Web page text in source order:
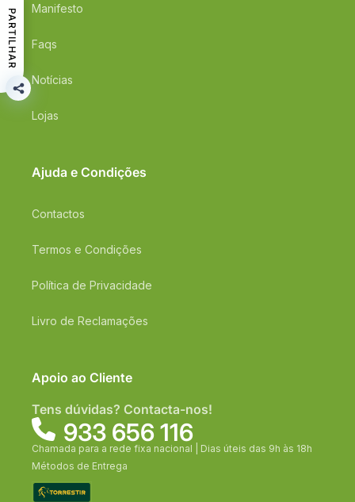
Manifesto
Faqs
Notícias
Lojas
Ajuda e Condições
Contactos
Termos e Condições
Política de Privacidade
Livro de Reclamações
Apoio ao Cliente
Tens dúvidas? Contacta-nos!
933 656 116
Chamada para a rede fixa nacional | Dias úteis das 9h às 18h
Métodos de Entrega
PARTILHAR